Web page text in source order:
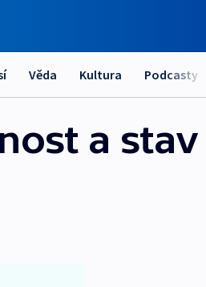
Věda Kultura Podcasty
a stav